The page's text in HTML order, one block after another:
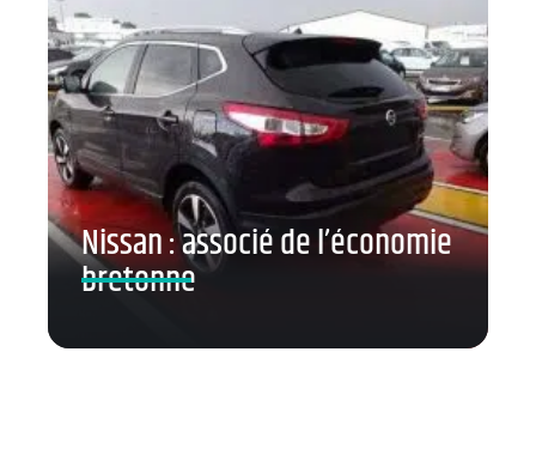
Nissan : associé de l’économie
bretonne